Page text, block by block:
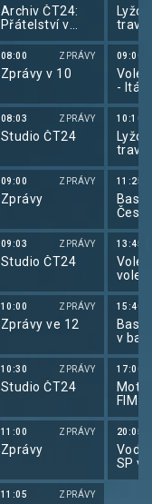
Archiv ČT24:
Přátelství v
područí
08:00 ZPRÁVY
Zprávy v 10
08:03 ZPRÁVY
Studio ČT24
09:00 ZPRÁVY
Zprávy
09:03 ZPRÁVY
Studio ČT24
10:00 ZPRÁVY
Zprávy ve 12
10:30 ZPRÁVY
Studio ČT24
11:00 ZPRÁVY
Zprávy
11:05 ZPRÁVY
09:00
-
10:10
11:25
13:45
2025
15:40
v
17:00
FIM
2025
20:05
SP